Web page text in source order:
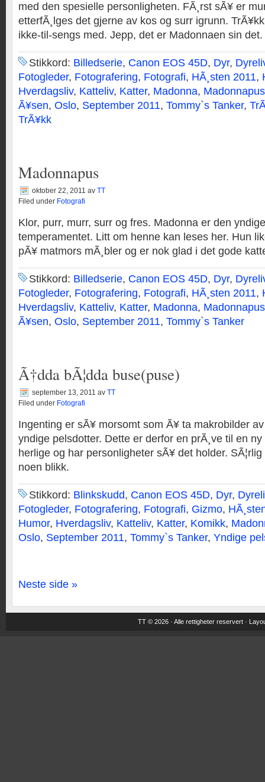
med den spesielle personligheten. FÃ¸rst sÃ¥ er
etterfÃ¸lges det gjerne av kos og surr igrunn.
ikke-til-sengs med. Jepp, det er Madonnaen sin det.
Stikkord: Billedserie, Canon EOS 45D, Dyr,
Fotogleder, Fotografering, Fotografi, HÃ¸sten 2011,
Hverdagsliv, Katteliv, Katter, Madonna, Madonnapus
Ã¥sen, Oslo, September 2011, Tommy`s Tanker,
TrÃ¥kk
Madonnapus
oktober 22, 2011 av TT
Filed under Fotografi
Klor, purr, murr, surr og fres. Madonna er den
temperamentet. Litt om henne kan leses her. Hun
pÃ¥ matmors mÃ¸bler og er nok glad i det gode
Stikkord: Billedserie, Canon EOS 45D, Dyr,
Fotogleder, Fotografering, Fotografi, HÃ¸sten 2011,
Hverdagsliv, Katteliv, Katter, Madonna, Madonnapus
Ã¥sen, Oslo, September 2011, Tommy`s Tanker
Ã†dda bÃ¦dda buse(puse)
september 13, 2011 av TT
Filed under Fotografi
Ingenting er sÃ¥ morsomt som Ã¥ ta makrobilder
yndige pelsdotter. Dette er derfor en prÃ¸ve til en
herlige og har personligheter sÃ¥ det holder.
noen blikk.
Stikkord: Blinkskudd, Canon EOS 45D, Dyr,
Fotogleder, Fotografering, Fotografi, Gizmo,
Humor, Hverdagsliv, Katteliv, Katter, Komikk,
Oslo, September 2011, Tommy`s Tanker, Yndige
Neste side »
TT © 2026 · Alle rettigheter reservert ·